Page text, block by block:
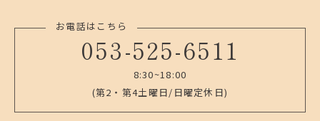
お電話はこちら
053-525-6511
8:30~18:00
(第2・第4土曜日/日曜定休日)